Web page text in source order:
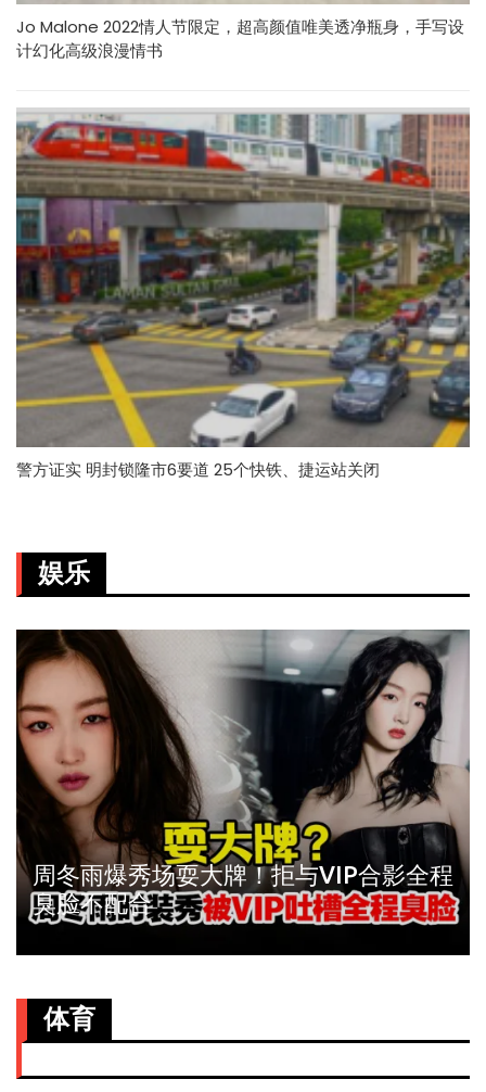
Jo Malone 2022情人节限定，超高颜值唯美透净瓶身，手写设
计幻化高级浪漫情书
警方证实 明封锁隆市6要道 25个快铁、捷运站关闭
娱乐
周冬雨爆秀场耍大牌！拒与VIP合影全程
臭脸不配合
体育